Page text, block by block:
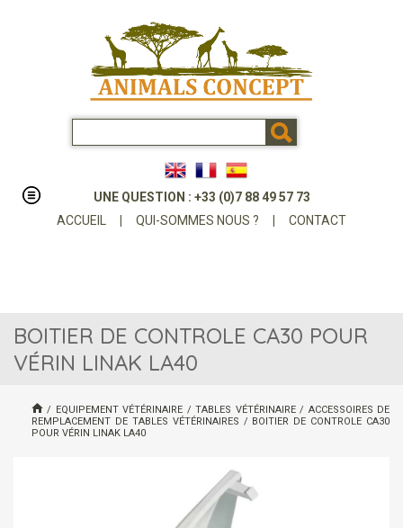
UNE QUESTION : +33 (0)7 88 49 57 73
ACCUEIL
QUI-SOMMES NOUS ? CONTACT
BOITIER DE CONTROLE CA30 POUR
VÉRIN LINAK LA40
/ EQUIPEMENT VÉTÉRINAIRE /TABLES VÉTÉRINAIRE/ ACCESSOIRES DE
REMPLACEMENT DE TABLES VÉTÉRINAIRES / BOITIER DE CONTROLE CA30
POUR VÉRIN LINAK LA40